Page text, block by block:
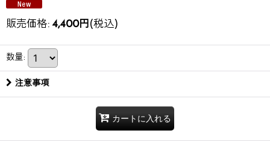
販売価格: 4,400円 (税込)
数量:
注意事項
カートに入れる